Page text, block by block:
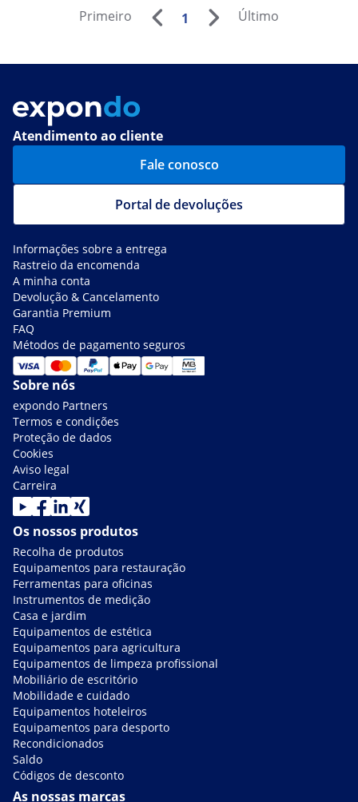
Primeiro 1 Último
Atendimento ao cliente
Fale conosco
Portal de devoluções
Informações sobre a entrega
Rastreio da encomenda
A minha conta
Devolução & Cancelamento
Garantia Premium
FAQ
Métodos de pagamento seguros
Sobre nós
expondo Partners
Termos e condições
Proteção de dados
Cookies
Aviso legal
Carreira
Os nossos produtos
Recolha de produtos
Equipamentos para restauração
Ferramentas para oficinas
Instrumentos de medição
Casa e jardim
Equipamentos de estética
Equipamentos para agricultura
Equipamentos de limpeza profissional
Mobiliário de escritório
Mobilidade e cuidado
Equipamentos hoteleiros
Equipamentos para desporto
Recondicionados
Saldo
Códigos de desconto
As nossas marcas